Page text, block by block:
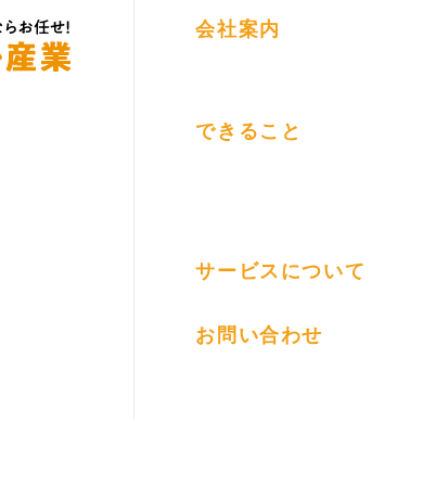
会社案内
できること
サービスについて
お問い合わせ